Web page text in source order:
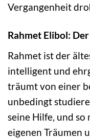
Vergangenheit
Rahmet Elibol:
Rahmet ist der
intelligent und
träumt von einer
unbedingt
seine Hilfe, und so
eigenen Träumen